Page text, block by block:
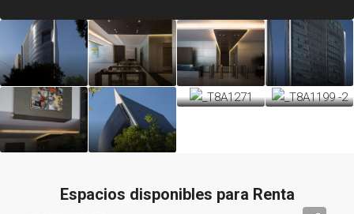
Espacios disponibles para Renta